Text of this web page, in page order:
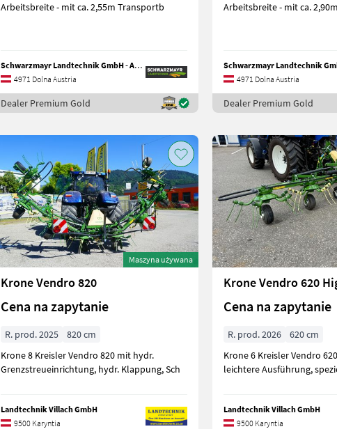
Arbeitsbreite - mit ca. 2,55m Transportb
Schwarzmayr Landtechnik GmbH - Aurolzmünster
4971 Dolna Austria
Dealer Premium Gold
Arbeitsbreite - mit ca.
4971 Dolna Austria
Dealer Premium Gold
Maszyna używana
Krone Vendro 820
Cena na zapytanie
R. prod. 2025
820 cm
Krone 8 Kreisler Vendro 820 mit hydr.
Grenzstreueinrichtung, hydr. Klappung, Sch
Landtechnik Villach GmbH
9500 Karyntia
Krone Vendro 620
Cena na zapytanie
R. prod. 2026
620 cm
Krone 6 Kreisler Vendro
leichtere Ausführung,
Landtechnik Villach GmbH
9500 Karyntia